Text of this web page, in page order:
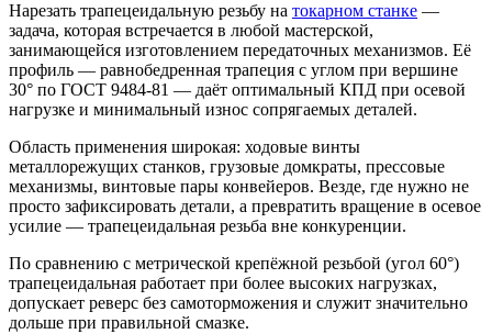
Нарезать трапецеидальную резьбу на токарном станке —
задача, которая встречается в любой мастерской,
занимающейся изготовлением передаточных механизмов. Её
профиль — равнобедренная трапеция с углом при вершине
30° по ГОСТ 9484-81 — даёт оптимальный КПД при осевой
нагрузке и минимальный износ сопрягаемых деталей.
Область применения широкая: ходовые винты
металлорежущих станков, грузовые домкраты, прессовые
механизмы, винтовые пары конвейеров. Везде, где нужно не
просто зафиксировать детали, а превратить вращение в осевое
усилие — трапецеидальная резьба вне конкуренции.
По сравнению с метрической крепёжной резьбой (угол 60°)
трапецеидальная работает при более высоких нагрузках,
допускает реверс без самоторможения и служит значительно
дольше при правильной смазке.